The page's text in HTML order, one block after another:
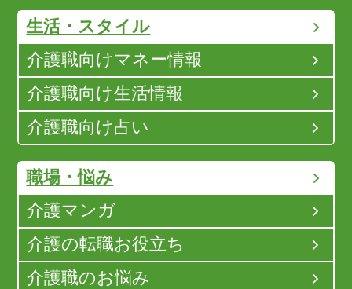
生活・スタイル
介護職向けマネー情報
介護職向け生活情報
介護職向け占い
職場・悩み
介護マンガ
介護の転職お役立ち
介護職のお悩み